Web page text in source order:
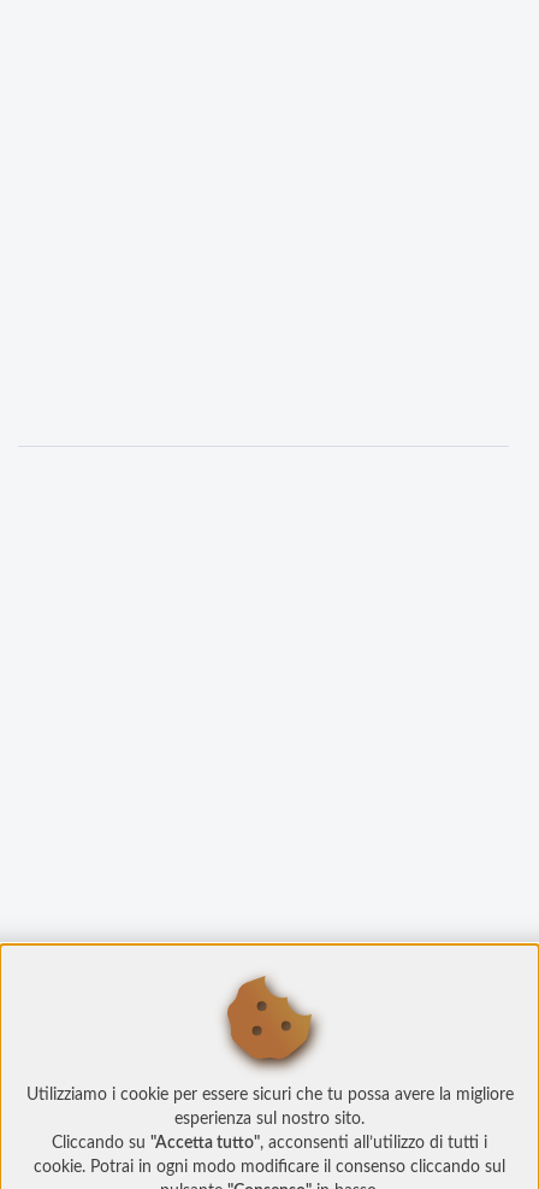
Utilizziamo i cookie per essere sicuri che tu possa avere la migliore
esperienza sul nostro sito.
Cliccando su "Accetta tutto", acconsenti all’utilizzo di tutti i
cookie. Potrai in ogni modo modificare il consenso cliccando sul